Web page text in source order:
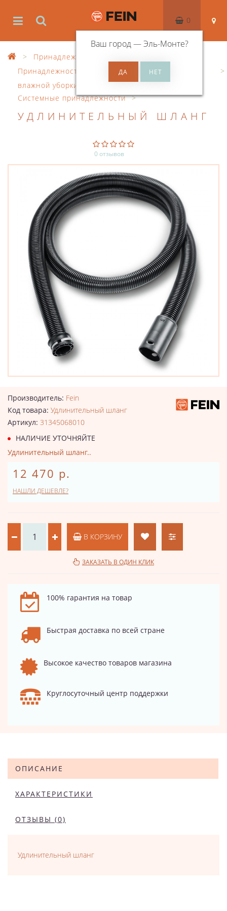
Ваш город —Эль-Монте?
0
Принадлежности
Принадлежности для пылесосов для сухой и
влажной уборки
Системные принадлежности
УДЛИНИТЕЛЬНЫЙ ШЛАНГ
0 отзывов
Производитель: Fein
Код товара: Удлинительный шланг
Артикул: 31345068010
НАЛИЧИЕ УТОЧНЯЙТЕ
Удлинительный шланг..
12 470 р.
НАШЛИ ДЕШЕВЛЕ?
В КОРЗИНУ
ЗАКАЗАТЬ В ОДИН КЛИК
100% гарантия на товар
Быстрая доставка по всей стране
Высокое качество товаров магазина
Круглосуточный центр поддержки
ОПИСАНИЕ
ХАРАКТЕРИСТИКИ
ОТЗЫВЫ (0)
Удлинительный шланг